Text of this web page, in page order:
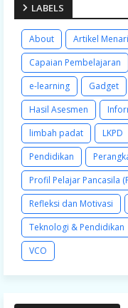
LABELS
About Artikel
Capaian Pembelajaran
e-learning
Gadget
Hasil Asesmen
limbah padat
LKPD
Pendidikan
Profil Pelajar Pancasila
Refleksi dan Motivasi
Teknologi & Pendidikan
VCO